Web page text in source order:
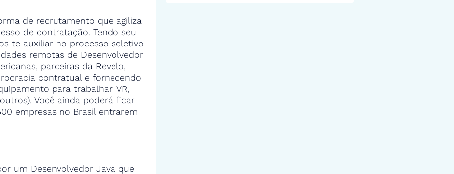
de recrutamento que agiliza
de contratação. Tendo seu
te auxiliar no processo seletivo
remotas de Desenvolvedor
parceiras da Revelo,
contratual e fornecendo
para trabalhar, VR,
Você ainda poderá ficar
empresas no Brasil entrarem
um Desenvolvedor Java que